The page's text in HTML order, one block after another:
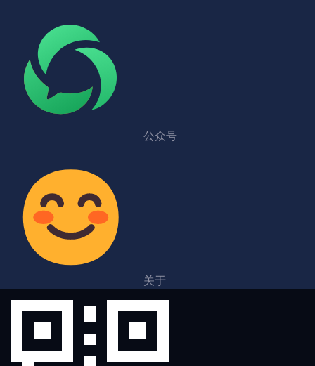
公众号
关于